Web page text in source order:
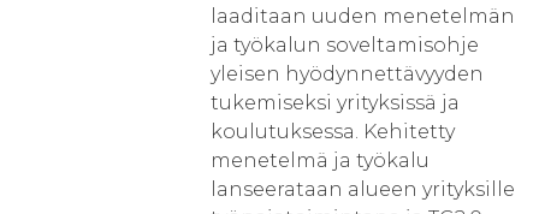
laaditaan uuden menetelmän
ja työkalun soveltamisohje
yleisen hyödynnettävyyden
tukemiseksi yrityksissä ja
koulutuksessa. Kehitetty
menetelmä ja työkalu
lanseerataan alueen yrityksille